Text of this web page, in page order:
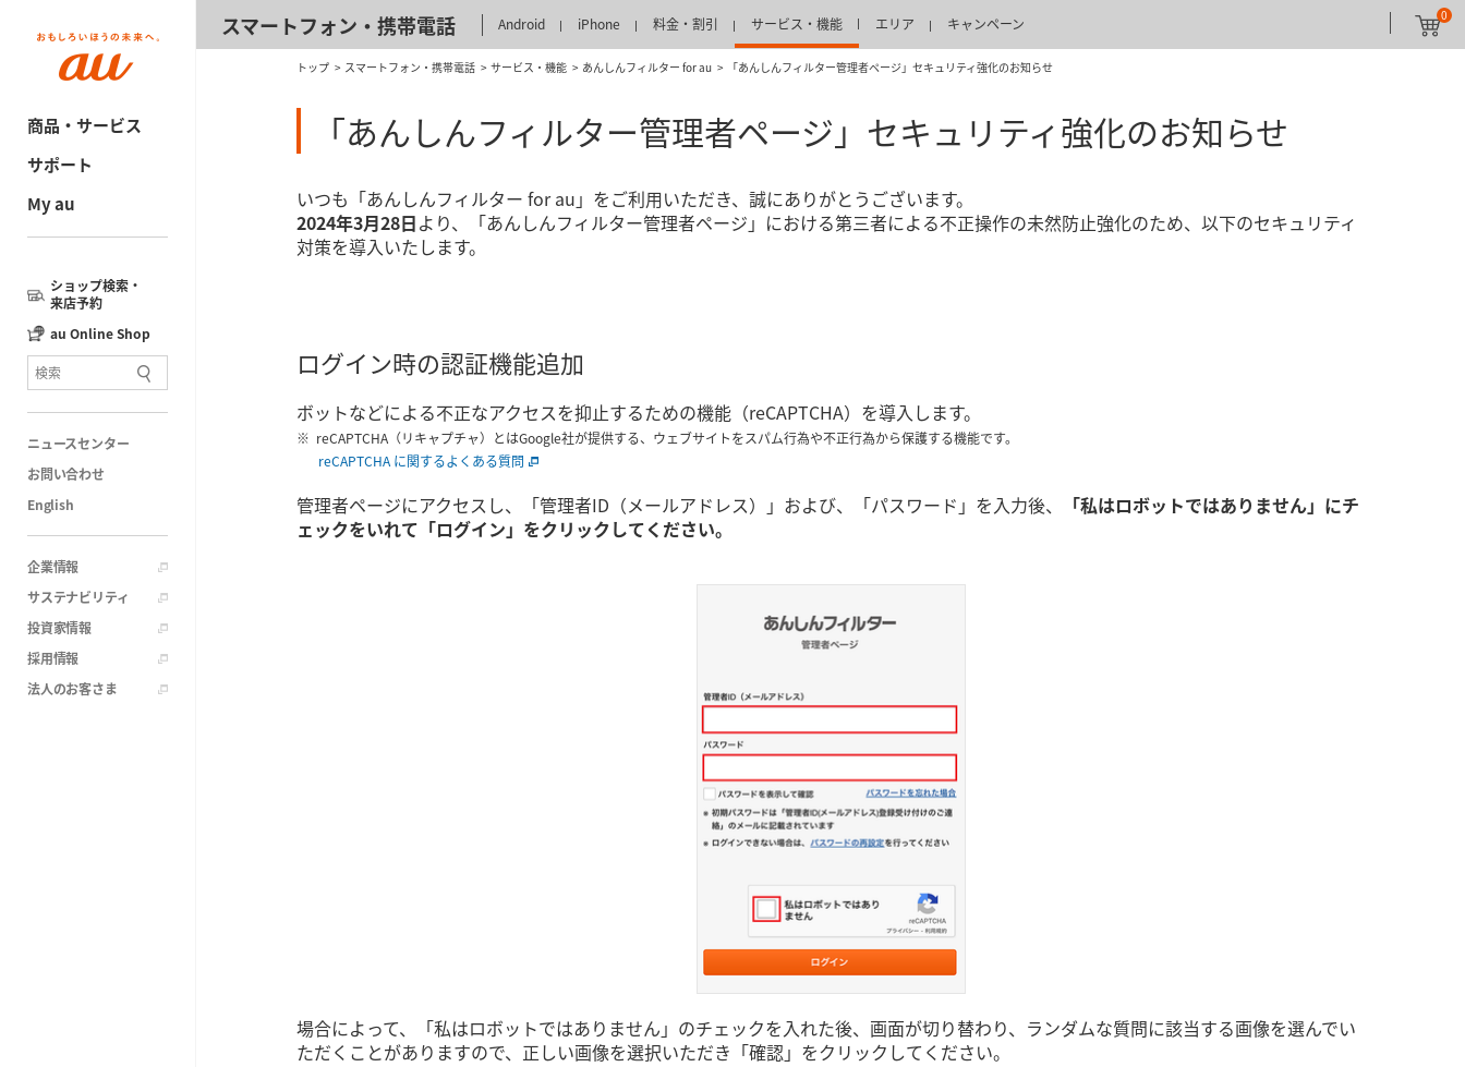
商品・サービス
サポート
My au
ショップ検索・
来店予約
au Online Shop
ニュースセンター
お問い合わせ
English
企業情報
サステナビリティ
投資家情報
採用情報
法人のお客さま
スマートフォン・携帯電話 Android iPhone 料金・割引 サービス・機能 エリア キャンペーン 0
トップ スマートフォン・携帯電話 サービス・機能 あんしんフィルター for au 「あんしんフィルター管理者ページ」セキュリティ強化のお知らせ
「あんしんフィルター管理者ページ」セキュリティ強化のお知らせ
いつも「あんしんフィルター for au」をご利用いただき、誠にありがとうございます。
2024年3月28日より、「あんしんフィルター管理者ページ」における第三者による不正操作の未然防止強化のため、以下のセキュリティ
対策を導入いたします。
ログイン時の認証機能追加
ボットなどによる不正なアクセスを抑止するための機能（reCAPTCHA）を導入します。
reCAPTCHA（リキャプチャ）とはGoogle社が提供する、ウェブサイトをスパム行為や不正行為から保護する機能です。
reCAPTCHA に関するよくある質問
管理者ページにアクセスし、「管理者ID（メールアドレス）」および、「パスワード」を入力後、
「私はロボットではありません」にチ
ェックをいれて「ログイン」をクリックしてください。
場合によって、「私はロボットではありません」のチェックを入れた後、画面が切り替わり、ランダムな質問に該当する画像を選んでい
ただくことがありますので、正しい画像を選択いただき「確認」をクリックしてください。